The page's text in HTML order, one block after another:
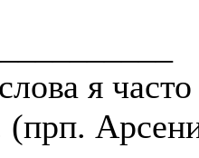
я
(прп.